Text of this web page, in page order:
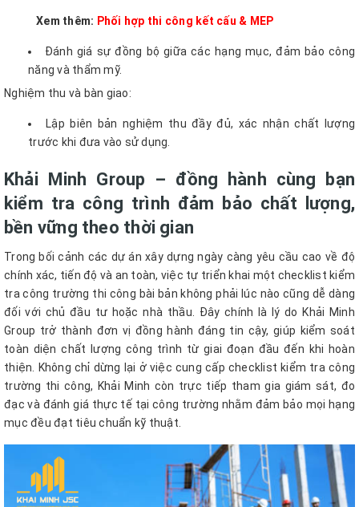
Xem thêm: Phối hợp thi công kết cấu & MEP
Đánh giá sự đồng bộ giữa các hạng mục, đảm bảo công
năng và thẩm mỹ.
Nghiệm thu và bàn giao:
Lập biên bản nghiệm thu đầy đủ, xác nhận chất lượng
trước khi đưa vào sử dụng.
Khải Minh Group – đồng hành cùng bạn
kiểm tra công trình đảm bảo chất lượng,
bền vững theo thời gian
Trong bối cảnh các dự án xây dựng ngày càng yêu cầu cao về độ
chính xác, tiến độ và an toàn, việc tự triển khai một checklist kiểm
tra công trường thi công bài bản không phải lúc nào cũng dễ dàng
đối với chủ đầu tư hoặc nhà thầu. Đây chính là lý do Khải Minh
Group trở thành đơn vị đồng hành đáng tin cậy, giúp kiểm soát
toàn diện chất lượng công trình từ giai đoạn đầu đến khi hoàn
thiện. Không chỉ dừng lại ở việc cung cấp checklist kiểm tra công
trường thi công, Khải Minh còn trực tiếp tham gia giám sát, đo
đạc và đánh giá thực tế tại công trường nhằm đảm bảo mọi hạng
mục đều đạt tiêu chuẩn kỹ thuật.